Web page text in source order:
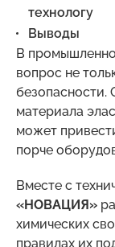
технологу
Выводы
В
вопрос не
материала
может
порче
Вместе с
«НОВАЦИЯ»
химических
правилах их